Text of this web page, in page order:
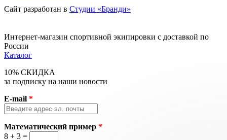
Сайт разработан в Студии «Бранди»
Интернет-магазин спортивной экипировки с доставкой по
России
Каталог
10% СКИДКА
за подписку на наши новости
E-mail *
Математический пример *
8 + 3 =